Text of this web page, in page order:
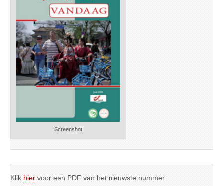
Screenshot
Klik hier voor een PDF van het nieuwste nummer